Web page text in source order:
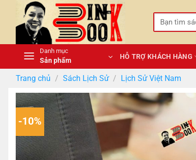
dung
Tìm
kiếm:
Danh mục
Sản phẩm HỖ TRỢ KHÁCH HÀNG
Trang chủ / Sách Lịch Sử / Lịch Sử Việt Nam
-10%